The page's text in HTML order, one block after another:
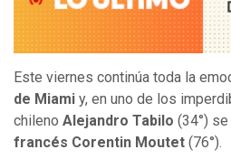
Este viernes continúa toda la
de Miami y, en uno de los
chileno Alejandro Tabilo (34°)
francés Corentin Moutet (76°).